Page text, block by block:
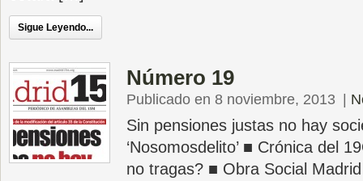
Sigue Leyendo...
Número 19
Publicado en 8 noviembre, 2013
Sin pensiones justas no hay
‘Nosomosdelito’ ■ Crónica del
no tragas? ■ Obra Social